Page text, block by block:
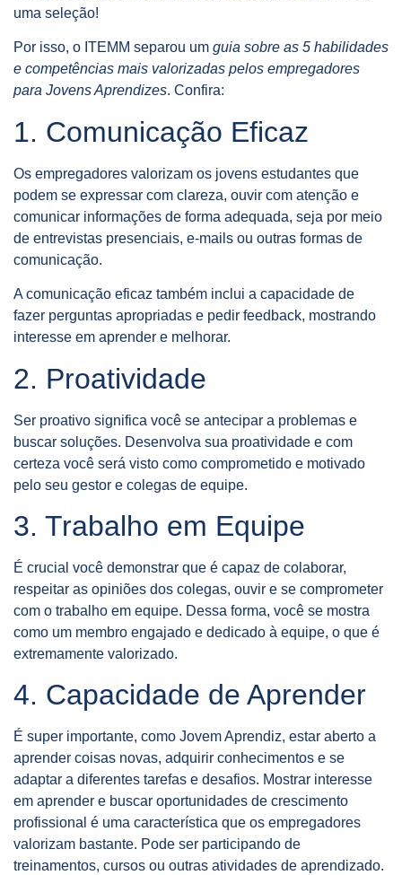
uma seleção!
Por isso, o ITEMM separou um guia sobre as 5 habilidades
e competências mais valorizadas pelos empregadores
para Jovens Aprendizes. Confira:
1. Comunicação Eficaz
Os empregadores valorizam os jovens estudantes que
podem se expressar com clareza, ouvir com atenção e
comunicar informações de forma adequada, seja por meio
de entrevistas presenciais, e-mails ou outras formas de
comunicação.
A comunicação eficaz também inclui a capacidade de
fazer perguntas apropriadas e pedir feedback, mostrando
interesse em aprender e melhorar.
2. Proatividade
Ser proativo significa você se antecipar a problemas e
buscar soluções. Desenvolva sua proatividade e com
certeza você será visto como comprometido e motivado
pelo seu gestor e colegas de equipe.
3. Trabalho em Equipe
É crucial você demonstrar que é capaz de colaborar,
respeitar as opiniões dos colegas, ouvir e se comprometer
com o trabalho em equipe. Dessa forma, você se mostra
como um membro engajado e dedicado à equipe, o que é
extremamente valorizado.
4. Capacidade de Aprender
É super importante, como Jovem Aprendiz, estar aberto a
aprender coisas novas, adquirir conhecimentos e se
adaptar a diferentes tarefas e desafios. Mostrar interesse
em aprender e buscar oportunidades de crescimento
profissional é uma característica que os empregadores
valorizam bastante. Pode ser participando de
treinamentos, cursos ou outras atividades de aprendizado.